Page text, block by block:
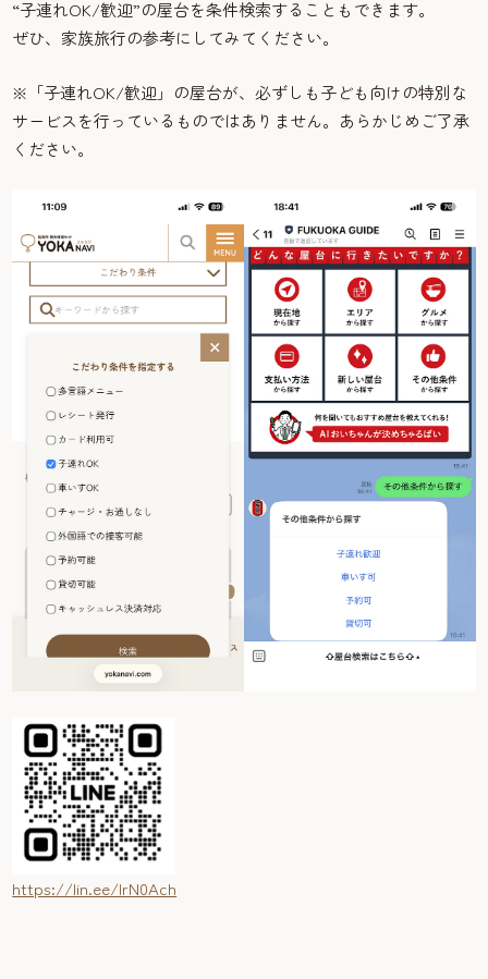
“子連れOK/歓迎”の屋台を条件検索することもできます。
ぜひ、家族旅行の参考にしてみてください。
※「子連れOK/歓迎」の屋台が、必ずしも子ども向けの特別な
サービスを行っているものではありません。あらかじめご了承
ください。
https://lin.ee/IrN0Ach